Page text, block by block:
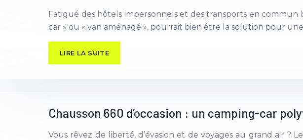
Fatigué des hôtels impersonnels et des transports en
car » ou « van aménagé », pourrait bien être la solution pour
LIRE LA SUITE
Chausson 660 d’occasion : un camping-car
Vous rêvez de liberté, d’évasion et de voyages au grand air ?